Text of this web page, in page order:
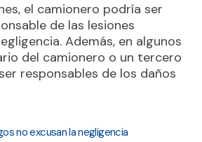
el camionero podría ser
de las lesiones
Además, en algunos
del camionero o un tercero
responsables de los daños
no excusan la negligencia